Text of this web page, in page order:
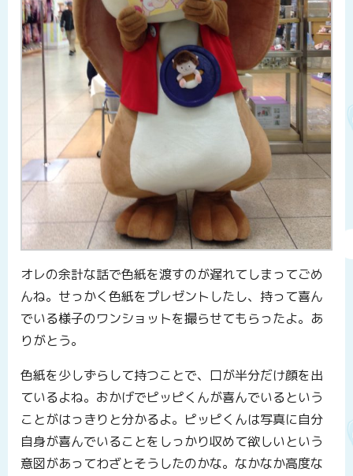
オレの余計な話で色紙を渡すのが遅れてしまってごめ
んね。せっかく色紙をプレゼントしたし、持って喜ん
でいる様子のワンショットを撮らせてもらったよ。あ
りがとう。
色紙を少しずらして持つことで、口が半分だけ顔を出
ているよね。おかげでピッピくんが喜んでいるという
ことがはっきりと分かるよ。ピッピくんは写真に自分
自身が喜んでいることをしっかり収めて欲しいという
意図があってわざとそうしたのかな。なかなか高度な